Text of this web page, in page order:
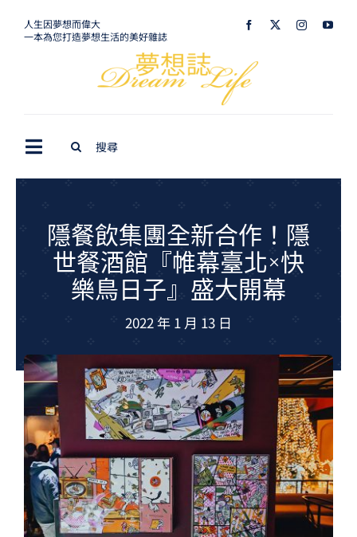
人生因夢想而偉大
一本為您打造夢想生活的美好雜誌
Toggle
Navigation
生活美學
室內設計
夢想TV
GCU大賽
夢想購物
隱餐飲集團全新合作！隱
世餐酒館『帷幕臺北×快
樂鳥日子』盛大開幕
2022 年 1 月 13 日